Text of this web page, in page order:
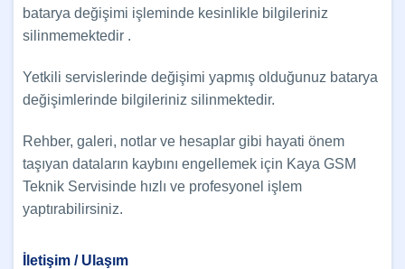
batarya değişimi işleminde kesinlikle bilgileriniz
silinmemektedir .
Yetkili servislerinde değişimi yapmış olduğunuz batarya
değişimlerinde bilgileriniz silinmektedir.
Rehber, galeri, notlar ve hesaplar gibi hayati önem
taşıyan dataların kaybını engellemek için Kaya GSM
Teknik Servisinde hızlı ve profesyonel işlem
yaptırabilirsiniz.
İletişim / Ulaşım